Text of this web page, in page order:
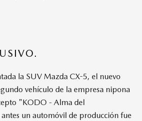
la SUV Mazda CX-5, el nuevo
vehículo de la empresa nipona
"KODO - Alma del
un automóvil de producción fue